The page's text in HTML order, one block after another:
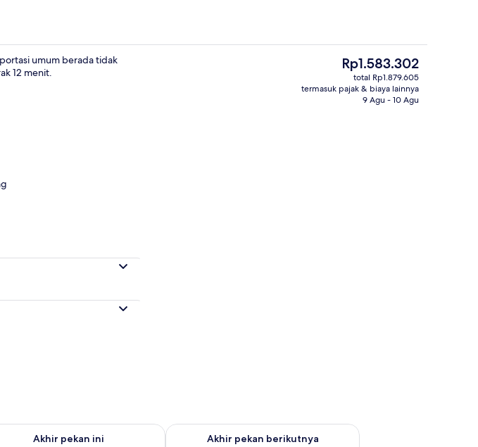
laptop
Interior
umum berada tidak
12 menit.
Harga
saat
ini
Rp1.583.302
Rp1.583.302
total Rp1.879.605
termasuk pajak & biaya lainnya
9 Agu - 10 Agu
8
Akhir pekan ini
ketersediaan untuk akhir pekan ini Agu 7 - Agu 9
Akhir pekan berikutnya
Periksa ketersediaan untuk akhir pekan berikutnya Agu 14 -